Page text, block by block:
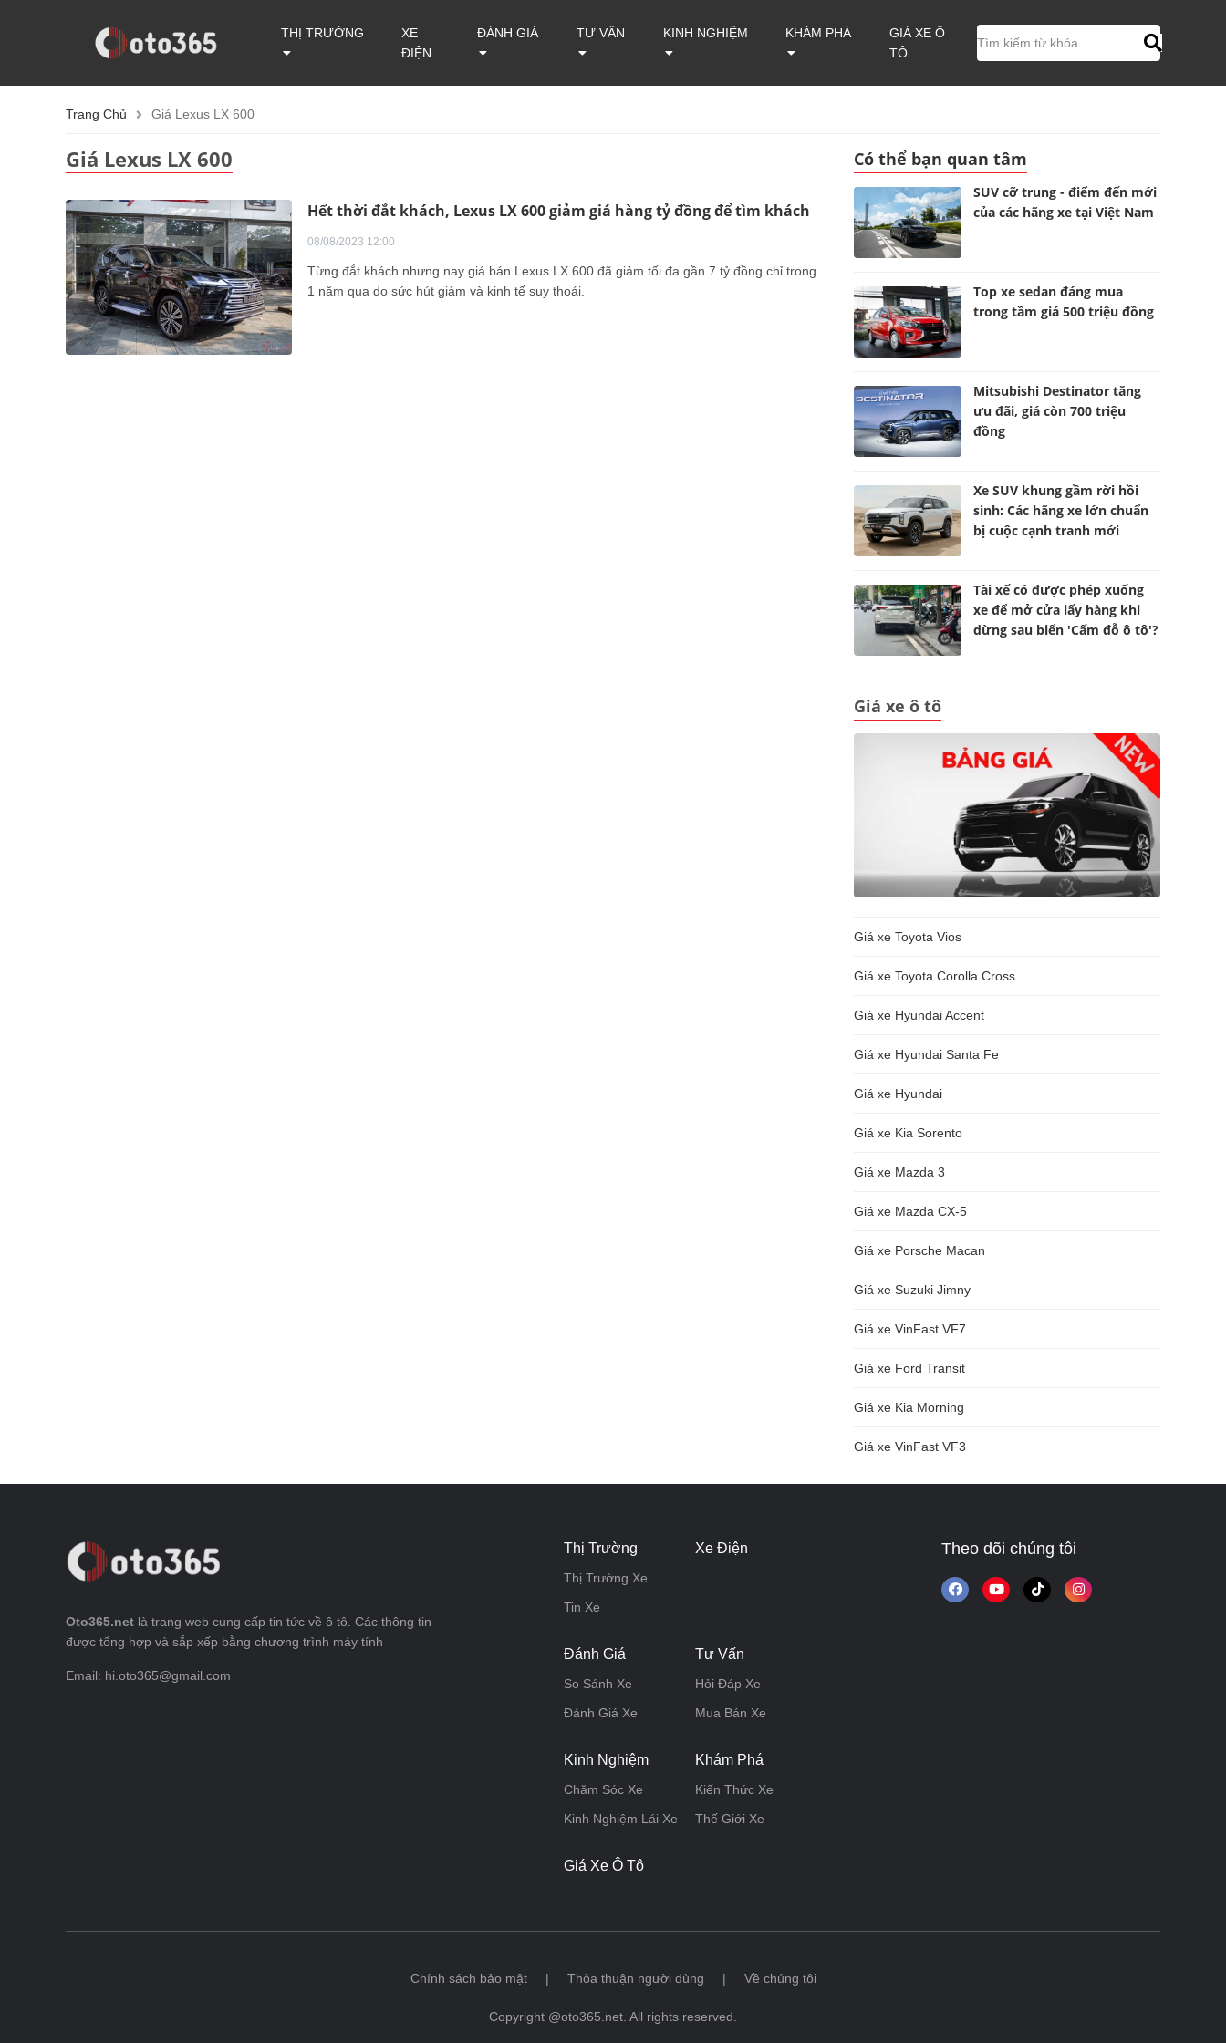
THỊ TRƯỜNG
XE
ĐIỆN
ĐÁNH GIÁ TƯ VẤN KINH NGHIỆM KHÁM PHÁ
GIÁ XE Ô
TÔ
Trang Chủ Giá Lexus LX 600
Giá Lexus LX 600
Hết thời đắt khách, Lexus LX 600 giảm giá hàng tỷ đồng để tìm khách
08/08/2023 12:00
Từng đắt khách nhưng nay giá bán Lexus LX 600 đã giảm tối đa gần 7 tỷ đồng chỉ trong
1 năm qua do sức hút giảm và kinh tế suy thoái.
Có thể bạn quan tâm
SUV cỡ trung - điểm đến mới
của các hãng xe tại Việt Nam
Top xe sedan đáng mua
trong tầm giá 500 triệu đồng
Mitsubishi Destinator tăng
ưu đãi, giá còn 700 triệu
đồng
Xe SUV khung gầm rời hồi
sinh: Các hãng xe lớn chuẩn
bị cuộc cạnh tranh mới
Tài xế có được phép xuống
xe để mở cửa lấy hàng khi
dừng sau biển 'Cấm đỗ ô tô'?
Giá xe ô tô
Giá xe Toyota Vios
Giá xe Toyota Corolla Cross
Giá xe Hyundai Accent
Giá xe Hyundai Santa Fe
Giá xe Hyundai
Giá xe Kia Sorento
Giá xe Mazda 3
Giá xe Mazda CX-5
Giá xe Porsche Macan
Giá xe Suzuki Jimny
Giá xe VinFast VF7
Giá xe Ford Transit
Giá xe Kia Morning
Giá xe VinFast VF3
Oto365.net là trang web cung cấp tin tức về ô tô. Các thông tin
được tổng hợp và sắp xếp bằng chương trình máy tính
Email: hi.oto365@gmail.com
Thị Trường
Thị Trường Xe
Tin Xe
Xe Điện
Đánh Giá
So Sánh Xe
Đánh Giá Xe
Tư Vấn
Hỏi Đáp Xe
Mua Bán Xe
Kinh Nghiệm
Chăm Sóc Xe
Kinh Nghiệm Lái Xe
Khám Phá
Kiến Thức Xe
Thế Giới Xe
Giá Xe Ô Tô
Theo dõi chúng tôi
Chính sách bảo mật | Thỏa thuận người dùng | Về chúng tôi
Copyright @oto365.net. All rights reserved.